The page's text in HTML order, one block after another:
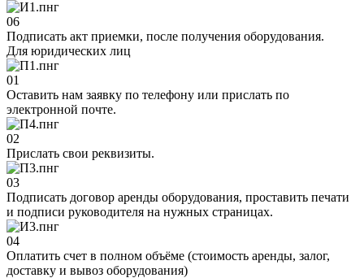
06
Подписать акт приемки, после получения оборудования.
Для юридических лиц
01
Оставить нам заявку по телефону или прислать по
электронной почте.
02
Прислать свои реквизиты.
03
Подписать договор аренды оборудования, проставить печати
и подписи руководителя на нужных страницах.
04
Оплатить счет в полном объёме (стоимость аренды, залог,
доставку и вывоз оборудования)